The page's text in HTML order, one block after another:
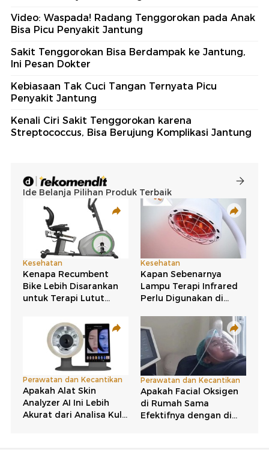
Video: Waspada! Radang Tenggorokan pada Anak
Bisa Picu Penyakit Jantung
Sakit Tenggorokan Bisa Berdampak ke Jantung,
Ini Pesan Dokter
Kebiasaan Tak Cuci Tangan Ternyata Picu
Penyakit Jantung
Kenali Ciri Sakit Tenggorokan karena
Streptococcus, Bisa Berujung Komplikasi Jantung